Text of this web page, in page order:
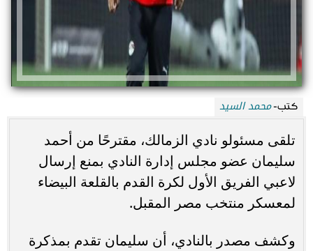
كتب-محمد السيد
تلقى مسئولو نادي الزمالك، مقترحًا من أحمد
سليمان عضو مجلس إدارة النادي بمنع إرسال
لاعبي الفريق الأول لكرة القدم بالقلعة البيضاء
لمعسكر منتخب مصر المقبل.
وكشف مصدر بالنادي، أن سليمان تقدم بمذكرة